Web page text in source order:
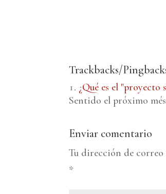
Trackbacks/
¿Qué es el "proyecto
Sentido el próximo
Enviar comentario
Tu dirección de correo
*